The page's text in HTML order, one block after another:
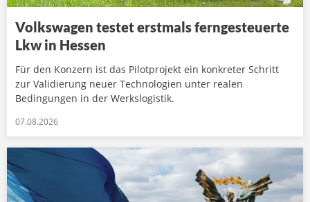
Volkswagen testet erstmals ferngesteuerte
Lkw in Hessen
Für den Konzern ist das Pilotprojekt ein konkreter Schritt
zur Validierung neuer Technologien unter realen
Bedingungen in der Werkslogistik.
07.08.2026